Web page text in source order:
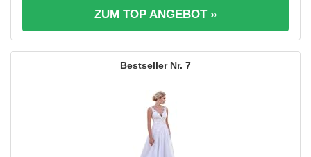
ZUM TOP ANGEBOT »
7